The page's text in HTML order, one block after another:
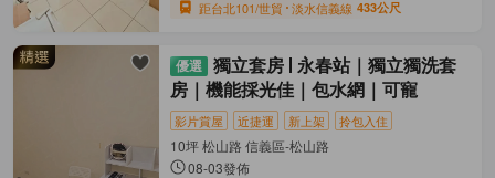
距台北101/世貿 淡水信義線 433公尺
獨立套房
永春站｜獨立獨洗套
房｜機能採光佳｜包水網｜可寵
影片賞屋 近捷運 新上架 拎包入住
10坪 松山路 信義區-松山路
08-03發佈